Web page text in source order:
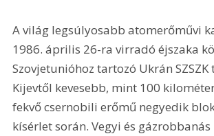
A világ legsúlyosabb atomerőművi
1986. április 26-ra virradó éjszaka
Szovjetunióhoz tartozó Ukrán SZSZK
Kijevtől kevesebb, mint 100
fekvő csernobili erőmű negyedik
kísérlet során. Vegyi és